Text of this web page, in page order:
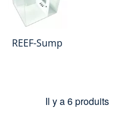
REEF-Sump
Il y a 6 produits